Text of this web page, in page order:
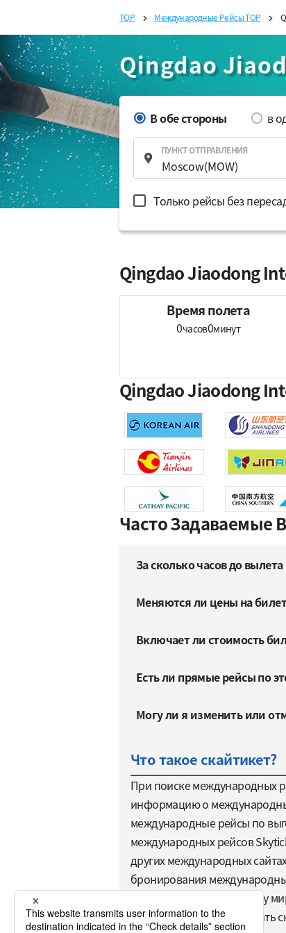
TOP Международные Рейсы TOP
Qingdao
В обе стороны в
ПУНКТ ОТПРАВЛЕНИЯ
Только рейсы без
Qingdao Jiaodong
Время полета
0часов0минут
Qingdao Jiaodong
Часто Задаваемые
За сколько часов до
Меняются ли цены на
Включает ли стоимость
Есть ли прямые рейсы по
Могу ли я изменить или
Что такое скайтикет?
При поиске международных
информацию о
международные рейсы по
международных рейсов
других международных
бронирования
путешественники по всему
рейсы. Удобно бронировать